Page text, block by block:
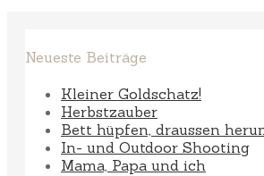
Neueste Beiträge
Kleiner Goldschatz!
Herbstzauber
Bett hüpfen, draussen
In- und Outdoor Shooting
Mama, Papa und ich